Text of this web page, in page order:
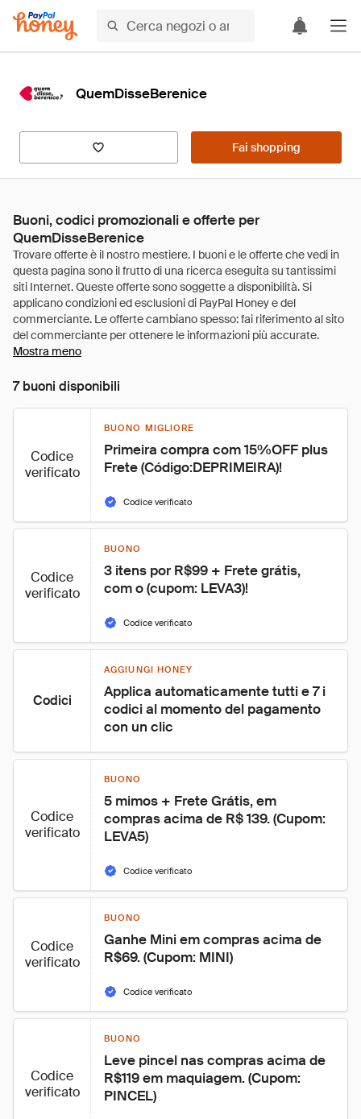
QuemDisseBerenice
Fai shopping
Buoni, codici promozionali e offerte per
QuemDisseBerenice
Mostra meno
7 buoni disponibili
Codice
verificato
BUONO MIGLIORE
Primeira compra com 15%OFF plus
Frete (Código:DEPRIMEIRA)!
Codice verificato
Codice
verificato
BUONO
3 itens por R$99 + Frete grátis,
com o (cupom: LEVA3)!
Codice verificato
Codici
AGGIUNGI HONEY
Applica automaticamente tutti e 7 i
codici al momento del pagamento
con un clic
Codice
verificato
BUONO
5 mimos + Frete Grátis, em
compras acima de R$ 139. (Cupom:
LEVA5)
Codice verificato
Codice
verificato
BUONO
Ganhe Mini em compras acima de
R$69. (Cupom: MINI)
Codice verificato
Codice
verificato
BUONO
Leve pincel nas compras acima de
R$119 em maquiagem. (Cupom:
PINCEL)